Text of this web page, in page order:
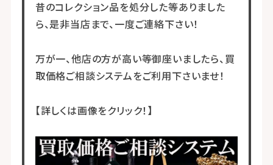
昔のコレクション品を処分した等ありました
ら、是非当店まで、一度ご連絡下さい！
万が一、他店の方が高い等御座いましたら、買
取価格ご相談システムをご利用下さいませ！
【詳しくは画像をクリック！】